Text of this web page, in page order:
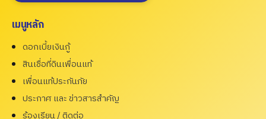
เมนูหลัก
ดอกเบี้ยเงินกู้
สินเชื่อที่ดินเพื่อนแท้
เพื่อนแท้ประกันภัย
ประกาศ และ ข่าวสารสำคัญ
ร้องเรียน / ติดต่อ